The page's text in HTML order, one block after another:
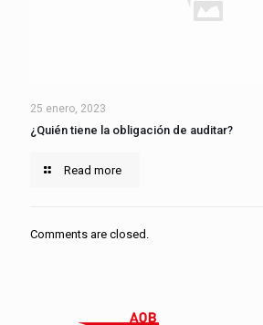
25 enero, 2023
¿Quién tiene la obligación de auditar?
Read more
Comments are closed.